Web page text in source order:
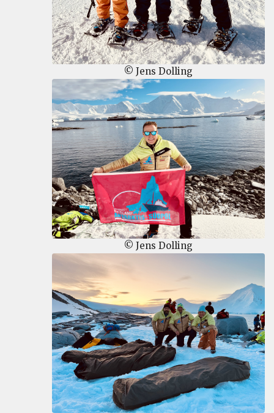
© Jens Dolling
© Jens Dolling